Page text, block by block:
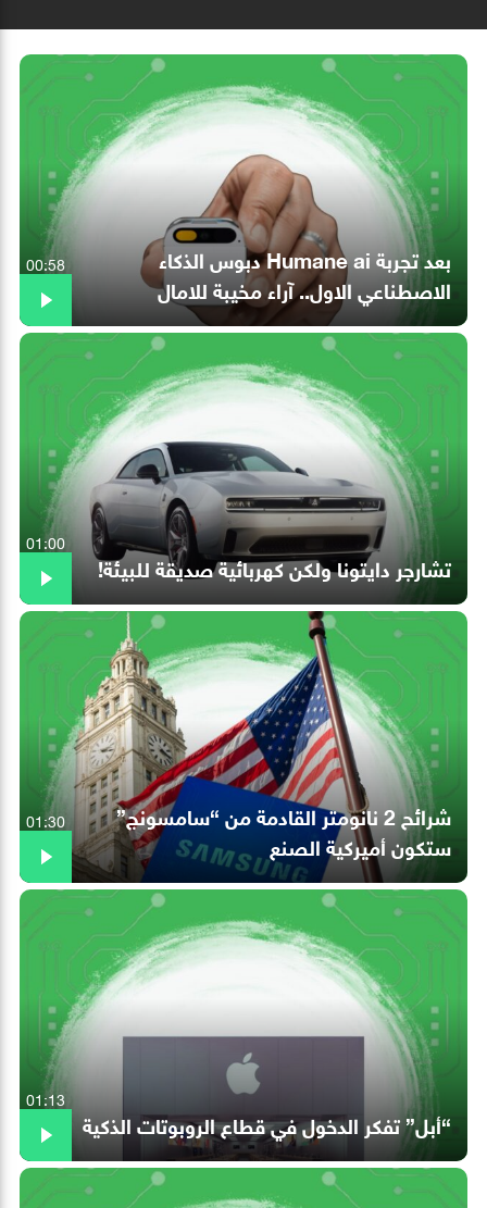
بعد تجربة Humane ai دبوس الذكاء
الاصطناعي الاول.. آراء مخيبة للامال
00:58
تشارجر دايتونا ولكن كهربائية صديقة للبيئة!
01:00
شرائح 2 نانومتر القادمة من “سامسونج”
ستكون أميركية الصنع
01:30
“أبل” تفكر الدخول في قطاع الروبوتات الذكية
01:13